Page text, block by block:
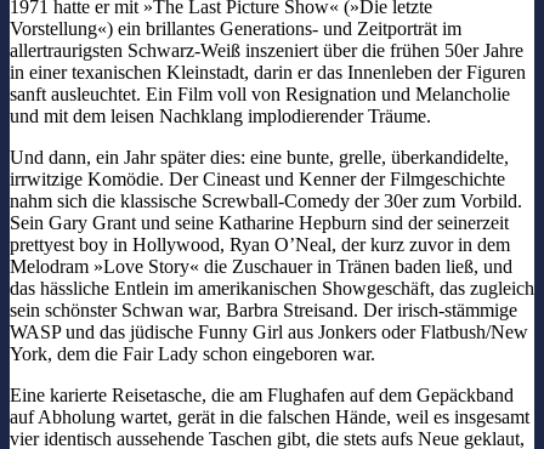
1971 hatte er mit »The Last Picture Show« (»Die letzte
Vorstellung«) ein brillantes Generations- und Zeitporträt im
allertraurigsten Schwarz-Weiß inszeniert über die frühen 50er Jahre
in einer texanischen Kleinstadt, darin er das Innenleben der Figuren
sanft ausleuchtet. Ein Film voll von Resignation und Melancholie
und mit dem leisen Nachklang implodierender Träume.
Und dann, ein Jahr später dies: eine bunte, grelle, überkandidelte,
irrwitzige Komödie. Der Cineast und Kenner der Filmgeschichte
nahm sich die klassische Screwball-Comedy der 30er zum Vorbild.
Sein Gary Grant und seine Katharine Hepburn sind der seinerzeit
prettyest boy in Hollywood, Ryan O’Neal, der kurz zuvor in dem
Melodram »Love Story« die Zuschauer in Tränen baden ließ, und
das hässliche Entlein im amerikanischen Showgeschäft, das zugleich
sein schönster Schwan war, Barbra Streisand. Der irisch-stämmige
WASP und das jüdische Funny Girl aus Jonkers oder Flatbush/New
York, dem die Fair Lady schon eingeboren war.
Eine karierte Reisetasche, die am Flughafen auf dem Gepäckband
auf Abholung wartet, gerät in die falschen Hände, weil es insgesamt
vier identisch aussehende Taschen gibt, die stets aufs Neue geklaut,